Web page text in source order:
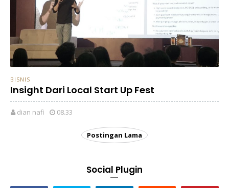
BISNIS
Insight Dari Local Start Up Fest
dian nafi 08.33
Postingan Lama
Social Plugin